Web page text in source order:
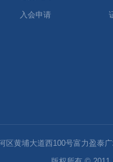
入会申请
区黄埔大道西100号富力盈泰